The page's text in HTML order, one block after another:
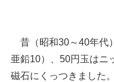
昔（昭和30～40年代
亜鉛10）、50円玉はニ
磁石にくっつきました